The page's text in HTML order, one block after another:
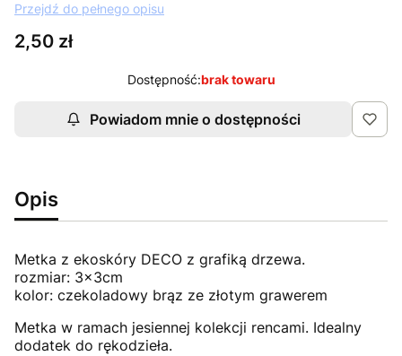
Przejdź do pełnego opisu
Cena
2,50 zł
Dostępność:brak towaru
Powiadom mnie o dostępności
Opis
Metka z ekoskóry DECO z grafiką drzewa.
rozmiar: 3x3cm
kolor: czekoladowy brąz ze złotym grawerem
Metka w ramach jesiennej kolekcji rencami. Idealny
dodatek do rękodzieła.